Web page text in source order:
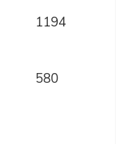
1194
580